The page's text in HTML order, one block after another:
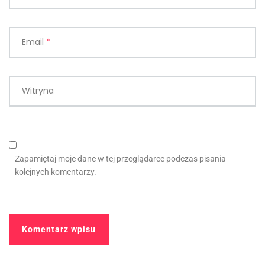
Email *
Witryna
Zapamiętaj moje dane w tej przeglądarce podczas pisania
kolejnych komentarzy.